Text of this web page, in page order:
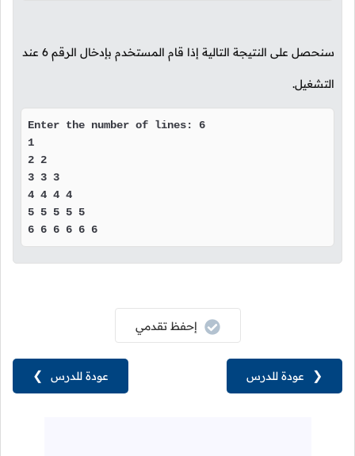
سنحصل على النتيجة التالية إذا قام المستخدم بإدخال الرقم 6 عند
التشغيل.
Enter the number of lines: 6
1
2 2
3 3 3
4 4 4 4
5 5 5 5 5
6 6 6 6 6 6
عودة للدرس ❯
إحفظ تقدمي
❮ عودة للدرس